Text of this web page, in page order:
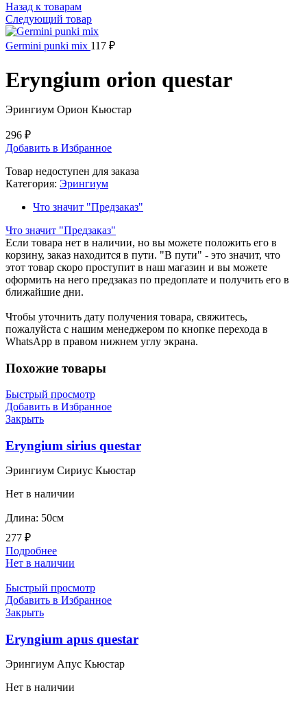
Назад к товарам
Следующий товар
Germini punki mix 117 ₽
Eryngium orion questar
Эрингиум Орион Кьюстар
296 ₽
Добавить в Избранное
Товар недоступен для заказа
Категория: Эрингиум
Что значит "Предзаказ"
Что значит "Предзаказ"
Если товара нет в наличии, но вы можете положить его в
корзину, заказ находится в пути. "В пути" - это значит, что
этот товар скоро проступит в наш магазин и вы можете
оформить на него предзаказ по предоплате и получить его в
ближайшие дни.
Чтобы уточнить дату получения товара, свяжитесь,
пожалуйста с нашим менеджером по кнопке перехода в
WhatsApp в правом нижнем углу экрана.
Похожие товары
Быстрый просмотр
Добавить в Избранное
Закрыть
Eryngium sirius questar
Эрингиум Сириус Кьюстар
Нет в наличии
Длина: 50см
277 ₽
Подробнее
Нет в наличии
Быстрый просмотр
Добавить в Избранное
Закрыть
Eryngium apus questar
Эрингиум Апус Кьюстар
Нет в наличии